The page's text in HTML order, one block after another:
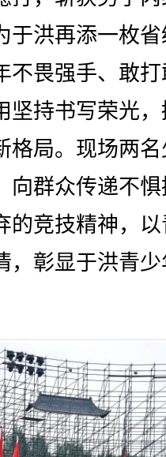
于洪再添一枚
不畏强手、敢
坚持书写荣光
格局。现场两
向群众传递不
的竞技精神，
，彰显于洪青